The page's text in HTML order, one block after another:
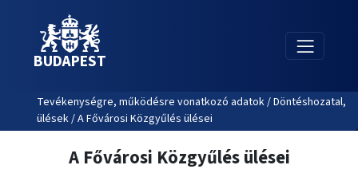
BUDAPEST
Tevékenységre, működésre vonatkozó adatok / Döntéshozatal,
ülések / A Fővárosi Közgyűlés ülései
A Fővárosi Közgyűlés ülései